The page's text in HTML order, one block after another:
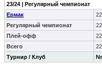
Турнир / Клуб №
23/24 | Регулярный чемпионат
Ермак
22
Регулярный чемпионат
22
Плей-офф
22
Всего
22